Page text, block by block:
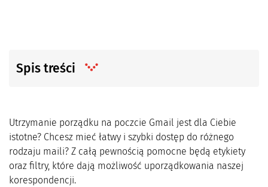
Spis treści
Utrzymanie porządku na poczcie Gmail jest dla Ciebie
istotne? Chcesz mieć łatwy i szybki dostęp do różnego
rodzaju maili? Z całą pewnością pomocne będą etykiety
oraz filtry, które dają możliwość uporządkowania naszej
korespondencji.